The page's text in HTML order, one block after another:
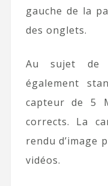
gauche de la
des onglets.
Au sujet de
également
capteur de 5
corrects. La
rendu d’image
vidéos.